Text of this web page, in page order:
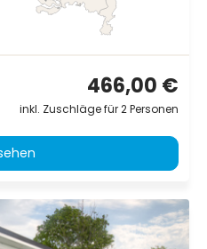
466,00 €
inkl. Zuschläge für 2 Personen